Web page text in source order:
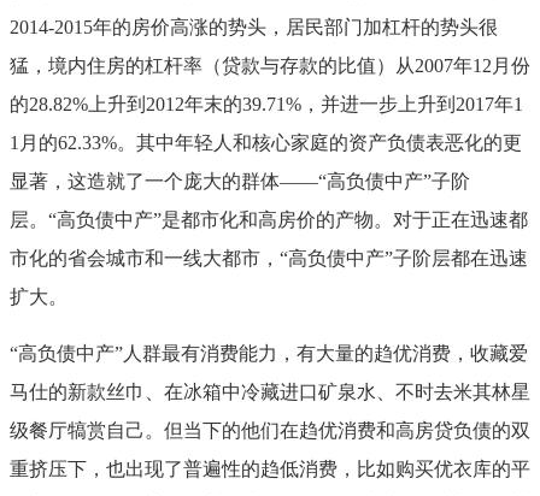
2014-2015年的房价高涨的势头，居民部门加杠杆的势头很
猛，境内住房的杠杆率（贷款与存款的比值）从2007年12月份
的28.82%上升到2012年末的39.71%，并进一步上升到2017年1
1月的62.33%。其中年轻人和核心家庭的资产负债表恶化的更
显著，这造就了一个庞大的群体——“高负债中产”子阶
层。“高负债中产”是都市化和高房价的产物。对于正在迅速都
市化的省会城市和一线大都市，“高负债中产”子阶层都在迅速
扩大。
“高负债中产”人群最有消费能力，有大量的趋优消费，收藏爱
马仕的新款丝巾、在冰箱中冷藏进口矿泉水、不时去米其林星
级餐厅犒赏自己。但当下的他们在趋优消费和高房贷负债的双
重挤压下，也出现了普遍性的趋低消费，比如购买优衣库的平